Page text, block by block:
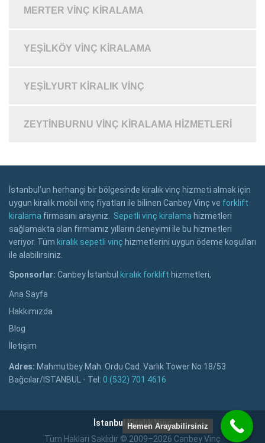
MERTER VINÇ KIRALAMA
YEŞILKÖY VINÇ KIRALAMA
YEŞILYURT KIRALIK VINÇ
ZEYTINBURNU VINÇ KIRALAMA HIZMETLERI
İstanbul’un herhangi bir bölgesinde kiralık vinç hizmeti almak için
uygun kiralık mobil vinç fiyatları ile bilinen Canbey Vinç ve forklift
kiralama firmasını arayınız. Sepetli vinç kiralama hizmetleri
sağlamakta olan firmamız yılların deneyimi ile bu hizmetleri
veriyor. Tüm kiralık sepetli vinç hizmetlerini uygun ödeme koşulları
ile alabilirsiniz.
Sponsorlar: Canbey İstanbul kiralık forklift hizmetleri,
Ana Sayfa
Hakkımızda
Blog
İletişim
Adres: Mahmutbey Mah. Ordu Cad. Varlık Tower No 18/53
Bağcılar/İSTANBUL - Tel: 0 (532) 701 4616
İstanbul Kiralık Vinç
Tüm Hakları Saklıdır © 2009–2026 Canbey Vinç
Hemen Arayabilirsiniz